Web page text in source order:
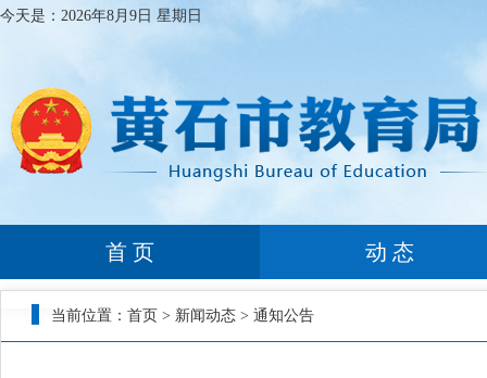
今天是： 2026年8月9日 星期日
首 页 动 态
当前位置： 首页 > 新闻动态 > 通知公告